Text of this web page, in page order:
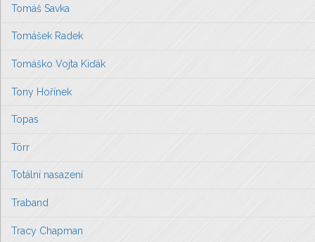
Tomáš Savka
Tomášek Radek
Tomáško Vojta Kiďák
Tony Hořínek
Topas
Törr
Totální nasazení
Traband
Tracy Chapman